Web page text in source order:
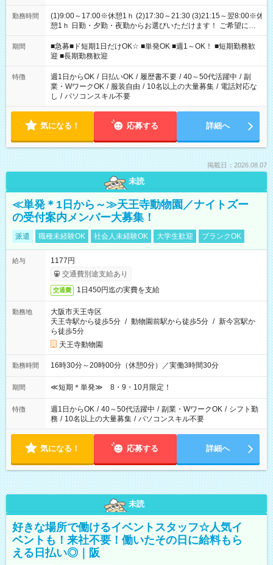
勤務時間
(1)9:00～17:00※休憩1ｈ (2)17:30～21:30 (3)21:15～翌8:00※休
憩1ｈ 日勤・夕勤・夜勤からお選びいただけます！ ご希望に合
わせて働けるお仕事です(*^^*) 【その他選べる勤務時間】 8-17
時/9-17時/9-18時/10-18時/11-21時/18-22時/20-翌4時/21-翌5
時/22-翌6時/0-翌8時 ご自身のご都合で選んで頂ける完全自由シ
フト！
期間
■急募■ド短期1日だけOK☆ ■単発OK ■週1～OK！ ■短期勤務歓
迎 ■長期勤務歓迎
特徴 週1日からOK / 日払いOK / 履歴書不要 / 40～50代活躍中 / 副
業・WワークOK / 服装自由 / 10名以上の大量募集 / 電話対応な
し / パソコンスキル不要
気になる！ 応募する 詳細へ
掲載日：2026.08.07
未読
≪単発＊1日から～≫天王寺動物園／ナイトズー
の受付案内メンバー大募集！
派遣 職種未経験OK 社会人未経験OK 大学生歓迎 ブランクOK
給与
1177円
交通費別途支給あり
交通費 1日450円迄の実費を支給
勤務地
大阪市天王寺区
天王寺駅から徒歩5分 / 動物園前駅から徒歩5分 / 新今宮駅か
ら徒歩5分
天王寺動物園
勤務時間 16時30分～20時00分（休憩0分）／実働3時間30分
期間 ≪短期＊単発≫ 8・9・10月限定！
特徴 週1日からOK / 40～50代活躍中 / 副業・WワークOK / シフト勤
務 / 10名以上の大量募集 / パソコンスキル不要
気になる！ 応募する 詳細へ
未読
好きな場所で働けるイベントスタッフ☆人気イ
ベントも！来社不要！働いたその日に給料もら
える日払い◎｜阪